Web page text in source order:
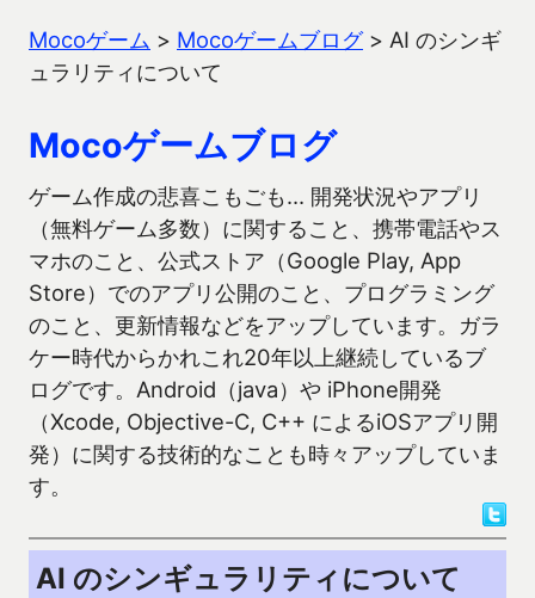
Mocoゲーム > Mocoゲームブログ> AI のシンギ
ュラリティについて
Mocoゲームブログ
ゲーム作成の悲喜こもごも… 開発状況やアプリ
（無料ゲーム多数）に関すること、携帯電話やス
マホのこと、公式ストア（Google Play, App
Store）でのアプリ公開のこと、プログラミング
のこと、更新情報などをアップしています。ガラ
ケー時代からかれこれ20年以上継続しているブ
ログです。Android（java）や iPhone開発
（Xcode, Objective-C, C++ によるiOSアプリ開
発）に関する技術的なことも時々アップしていま
す。
AI のシンギュラリティについて